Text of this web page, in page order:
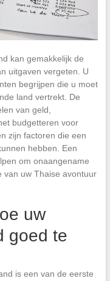
kan gemakkelijk de
uitgaven vergeten. U
begrijpen die u moet
land vertrekt. De
van geld,
budgetteren voor
zijn factoren die een
hebben. Een
om onaangename
van uw Thaise avontuur
uw
goed te
is een van de eerste